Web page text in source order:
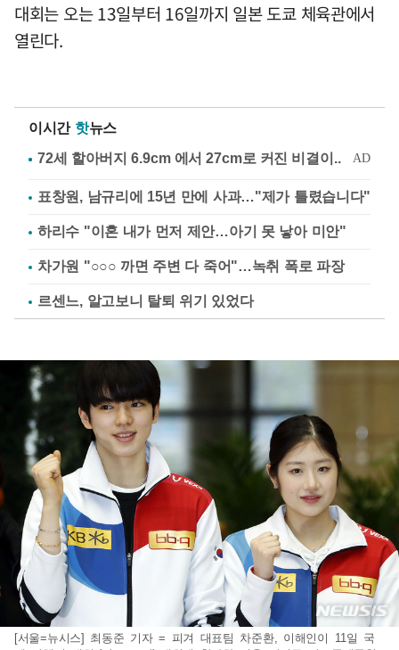
대회는 오는 13일부터 16일까지 일본 도쿄 체육관에서
열린다.
이시간 핫뉴스
표창원, 남규리에 15년 만에 사과…"제가 틀렸습니다"
하리수 "이혼 내가 먼저 제안…아기 못 낳아 미안"
차가원 "○○○ 까면 주변 다 죽어"…녹취 폭로 파장
르센느, 알고보니 탈퇴 위기 있었다
[서울=뉴시스] 최동준 기자 = 피겨 대표팀 차준환, 이해인이 11일 국